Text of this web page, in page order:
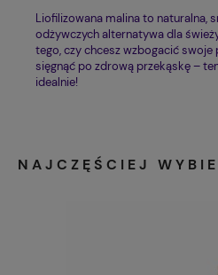
Liofilizowana malina to naturalna,
odżywczych alternatywa dla
tego, czy chcesz wzbogacić swoje
sięgnąć po zdrową przekąskę –
idealnie!
NAJCZĘŚCIEJ